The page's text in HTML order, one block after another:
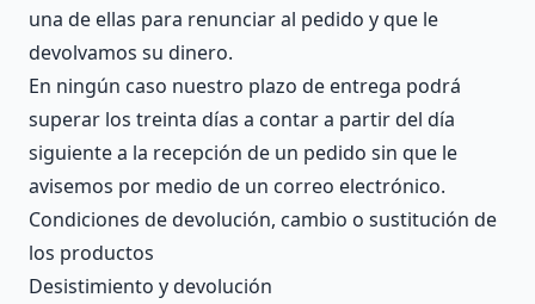
una de ellas para renunciar al pedido y que le
devolvamos su dinero.
En ningún caso nuestro plazo de entrega podrá
superar los treinta días a contar a partir del día
siguiente a la recepción de un pedido sin que le
avisemos por medio de un correo electrónico.
Condiciones de devolución, cambio o sustitución de
los productos
Desistimiento y devolución